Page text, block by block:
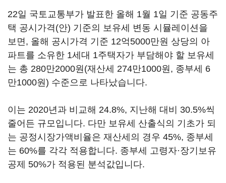
22일 국토교통부가 발표한 올해 1월 1일 기준 공동주
택 공시가격(안) 기준의 보유세 변동 시뮬레이션을
보면, 올해 공시가격 기준 12억5000만원 상당의 아
파트를 소유한 1세대 1주택자가 부담해야 할 보유세
는 총 280만2000원(재산세 274만1000원, 종부세 6
만1000원) 수준으로 나타났습니다.
이는 2020년과 비교해 24.8%, 지난해 대비 30.5%씩
줄어든 규모입니다. 다만 보유세 산출식의 기초가 되
는 공정시장가액비율은 재산세의 경우 45%, 종부세
는 60%를 각각 적용합니다. 종부세 고령자·장기보유
공제 50%가 적용된 분석값입니다.